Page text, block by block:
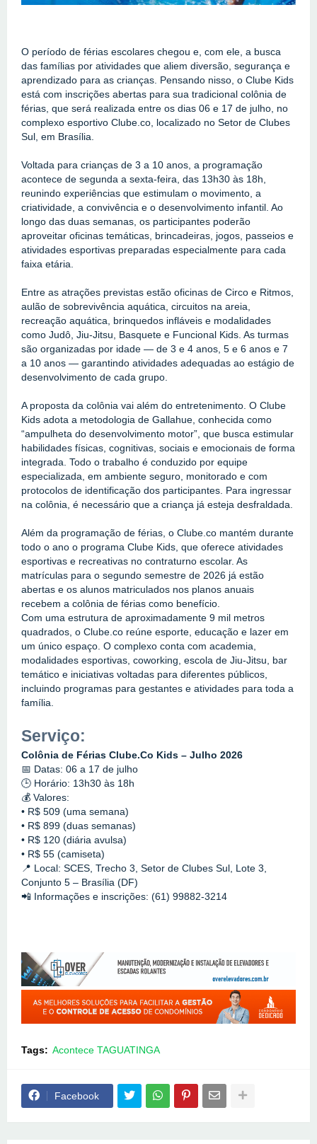
O período de férias escolares chegou e, com ele, a busca
das famílias por atividades que aliem diversão, segurança e
aprendizado para as crianças. Pensando nisso, o Clube Kids
está com inscrições abertas para sua tradicional colônia de
férias, que será realizada entre os dias 06 e 17 de julho, no
complexo esportivo Clube.co, localizado no Setor de Clubes
Sul, em Brasília.
Voltada para crianças de 3 a 10 anos, a programação
acontece de segunda a sexta-feira, das 13h30 às 18h,
reunindo experiências que estimulam o movimento, a
criatividade, a convivência e o desenvolvimento infantil. Ao
longo das duas semanas, os participantes poderão
aproveitar oficinas temáticas, brincadeiras, jogos, passeios e
atividades esportivas preparadas especialmente para cada
faixa etária.
Entre as atrações previstas estão oficinas de Circo e Ritmos,
aulão de sobrevivência aquática, circuitos na areia,
recreação aquática, brinquedos infláveis e modalidades
como Judô, Jiu-Jitsu, Basquete e Funcional Kids. As turmas
são organizadas por idade — de 3 e 4 anos, 5 e 6 anos e 7
a 10 anos — garantindo atividades adequadas ao estágio de
desenvolvimento de cada grupo.
A proposta da colônia vai além do entretenimento. O Clube
Kids adota a metodologia de Gallahue, conhecida como
“ampulheta do desenvolvimento motor”, que busca estimular
habilidades físicas, cognitivas, sociais e emocionais de forma
integrada. Todo o trabalho é conduzido por equipe
especializada, em ambiente seguro, monitorado e com
protocolos de identificação dos participantes. Para ingressar
na colônia, é necessário que a criança já esteja desfraldada.
Além da programação de férias, o Clube.co mantém durante
todo o ano o programa Clube Kids, que oferece atividades
esportivas e recreativas no contraturno escolar. As
matrículas para o segundo semestre de 2026 já estão
abertas e os alunos matriculados nos planos anuais
recebem a colônia de férias como benefício.
Com uma estrutura de aproximadamente 9 mil metros
quadrados, o Clube.co reúne esporte, educação e lazer em
um único espaço. O complexo conta com academia,
modalidades esportivas, coworking, escola de Jiu-Jitsu, bar
temático e iniciativas voltadas para diferentes públicos,
incluindo programas para gestantes e atividades para toda a
família.
Serviço:
Colônia de Férias Clube.Co Kids – Julho 2026
📅 Datas: 06 a 17 de julho
🕒 Horário: 13h30 às 18h
💰 Valores:
• R$ 509 (uma semana)
• R$ 899 (duas semanas)
• R$ 120 (diária avulsa)
• R$ 55 (camiseta)
📍 Local: SCES, Trecho 3, Setor de Clubes Sul, Lote 3,
Conjunto 5 – Brasília (DF)
📲 Informações e inscrições: (61) 99882-3214
Tags: Acontece TAGUATINGA
Facebook